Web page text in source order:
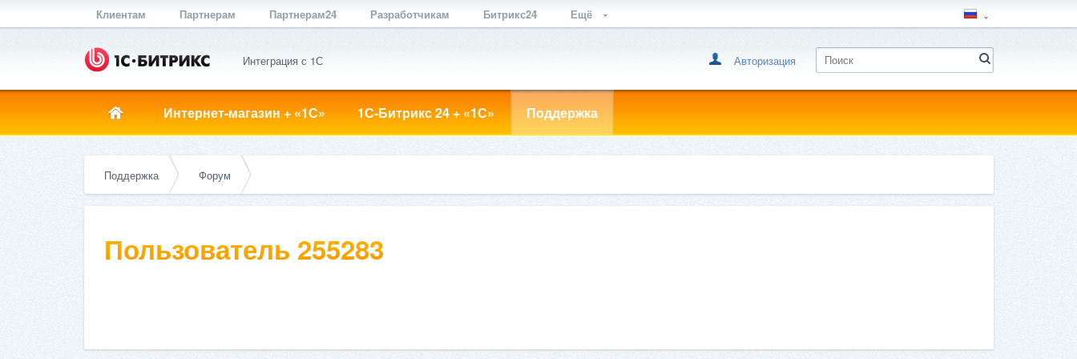
Клиентам Партнерам Партнерам24 Разработчикам Битрикс24 Ещё
Интеграция с 1С Авторизация
Интернет-магазин + «1С» 1С-Битрикс 24 + «1С» Поддержка
Поддержка Форум
Пользователь 255283